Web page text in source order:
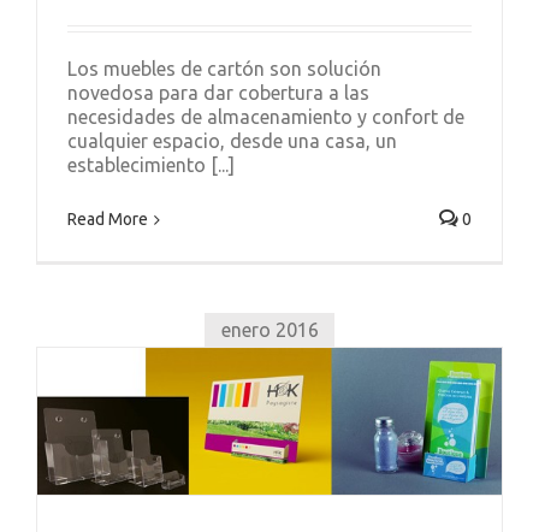
Los muebles de cartón son solución
novedosa para dar cobertura a las
necesidades de almacenamiento y confort de
cualquier espacio, desde una casa, un
establecimiento [...]
Read More 0
enero 2016